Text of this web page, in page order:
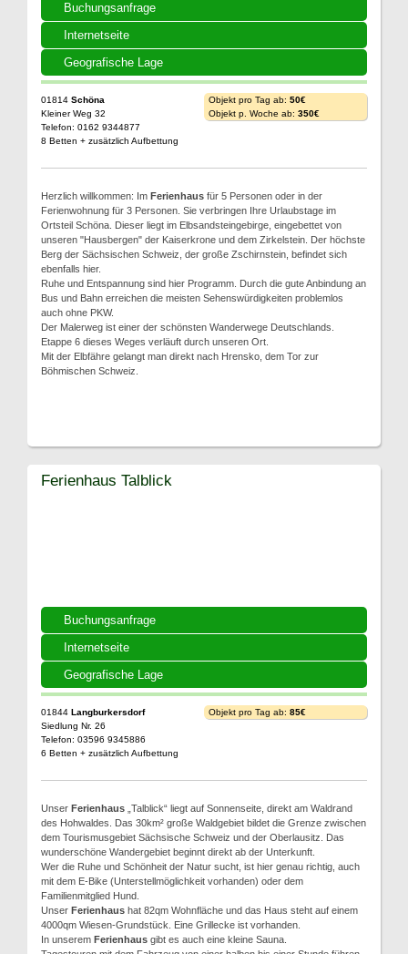
Buchungsanfrage
Internetseite
Geografische Lage
01814 Schöna
Kleiner Weg 32
Telefon: 0162 9344877
8 Betten + zusätzlich Aufbettung
Objekt pro Tag ab: 50€
Objekt p. Woche ab: 350€
Herzlich willkommen: Im Ferienhaus für 5 Personen oder in der
Ferienwohnung für 3 Personen. Sie verbringen Ihre Urlaubstage im
Ortsteil Schöna. Dieser liegt im Elbsandsteingebirge, eingebettet von
unseren "Hausbergen" der Kaiserkrone und dem Zirkelstein. Der höchste
Berg der Sächsischen Schweiz, der große Zschirnstein, befindet sich
ebenfalls hier.
Ruhe und Entspannung sind hier Programm. Durch die gute Anbindung an
Bus und Bahn erreichen die meisten Sehenswürdigkeiten problemlos
auch ohne PKW.
Der Malerweg ist einer der schönsten Wanderwege Deutschlands.
Etappe 6 dieses Weges verläuft durch unseren Ort.
Mit der Elbfähre gelangt man direkt nach Hrensko, dem Tor zur
Böhmischen Schweiz.
Buchungsanfrage
Internetseite
Geografische Lage
Ferienhaus Talblick
01844 Langburkersdorf
Siedlung Nr. 26
Telefon: 03596 9345886
6 Betten + zusätzlich Aufbettung
Objekt pro Tag ab: 85€
Unser Ferienhaus „Talblick“ liegt auf Sonnenseite, direkt am Waldrand
des Hohwaldes. Das 30km² große Waldgebiet bildet die Grenze zwischen
dem Tourismusgebiet Sächsische Schweiz und der Oberlausitz. Das
wunderschöne Wandergebiet beginnt direkt ab der Unterkunft.
Wer die Ruhe und Schönheit der Natur sucht, ist hier genau richtig, auch
mit dem E-Bike (Unterstellmöglichkeit vorhanden) oder dem
Familienmitglied Hund.
Unser Ferienhaus hat 82qm Wohnfläche und das Haus steht auf einem
4000qm Wiesen-Grundstück. Eine Grillecke ist vorhanden.
In unserem Ferienhaus gibt es auch eine kleine Sauna.